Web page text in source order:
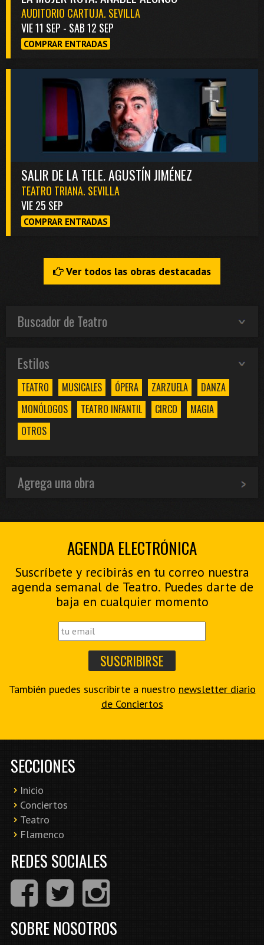
AUDITORIO CARTUJA. SEVILLA
VIE 11 SEP - SAB 12 SEP
COMPRAR ENTRADAS
SALIR DE LA TELE. AGUSTÍN JIMÉNEZ
TEATRO TRIANA. SEVILLA
VIE 25 SEP
COMPRAR ENTRADAS
Ver todos las obras destacadas
Buscador de Teatro
Estilos
TEATRO MUSICALES ÓPERA ZARZUELA
DANZA
MONÓLOGOS
TEATRO INFANTIL CIRCO
MAGIA
OTROS
Agrega una obra
AGENDA ELECTRÓNICA
Suscríbete y recibirás en tu correo nuestra
agenda semanal de Teatro. Puedes darte de
baja en cualquier momento
También puedes suscribirte a nuestro newsletter diario
de Conciertos
SECCIONES
Inicio
Conciertos
Teatro
Flamenco
REDES SOCIALES
SOBRE NOSOTROS